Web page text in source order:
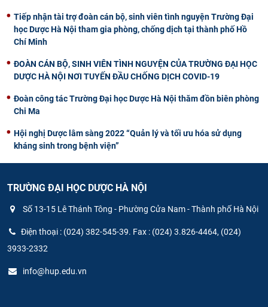
Tiếp nhận tài trợ đoàn cán bộ, sinh viên tình nguyện Trường Đại
học Dược Hà Nội tham gia phòng, chống dịch tại thành phố Hồ
Chí Minh
ĐOÀN CÁN BỘ, SINH VIÊN TÌNH NGUYỆN CỦA TRƯỜNG ĐẠI HỌC
DƯỢC HÀ NỘI NƠI TUYẾN ĐẦU CHỐNG DỊCH COVID-19
Đoàn công tác Trường Đại học Dược Hà Nội thăm đồn biên phòng
Chi Ma
Hội nghị Dược lâm sàng 2022 “Quản lý và tối ưu hóa sử dụng
kháng sinh trong bệnh viện”
TRƯỜNG ĐẠI HỌC DƯỢC HÀ NỘI
Số 13-15 Lê Thánh Tông - Phường Cửa Nam - Thành phố Hà Nội
Điện thoại : (024) 382-545-39. Fax : (024) 3.826-4464, (024)
3933-2332
info@hup.edu.vn